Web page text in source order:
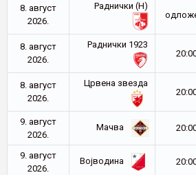
8. август
2026.
Раднички (Н)
8. август
2026.
Раднички 1923
8. август
2026.
Црвена звезда
9. август
2026.
Мачва
9. август
2026.
Војводина